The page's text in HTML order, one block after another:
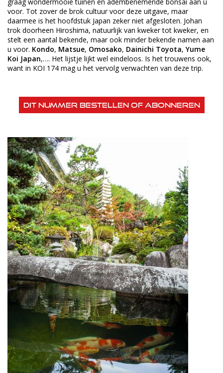
voor. Tot zover de brok cultuur voor deze uitgave, maar
daarmee is het hoofdstuk Japan zeker niet afgesloten. Johan
trok doorheen Hiroshima, natuurlijk van kweker tot kweker, en
stelt een aantal bekende, maar ook minder bekende namen aan
u voor. Kondo, Matsue, Omosako, Dainichi Toyota,Yume
Koi Japan,…. Het lijstje lijkt wel eindeloos. Is het trouwens ook,
want in KOI 174 mag u het vervolg verwachten van deze trip.
Dit nummer bestellen of abonneren